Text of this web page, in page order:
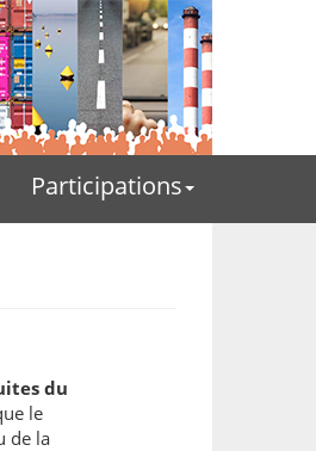
Participations
du
le
de la